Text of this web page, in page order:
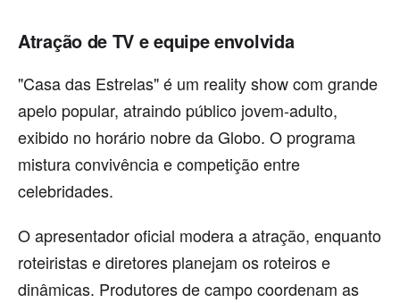
Atração de TV e equipe envolvida
"Casa das Estrelas" é um reality show com grande
apelo popular, atraindo público jovem-adulto,
exibido no horário nobre da Globo. O programa
mistura convivência e competição entre
celebridades.
O apresentador oficial modera a atração, enquanto
roteiristas e diretores planejam os roteiros e
dinâmicas. Produtores de campo coordenam as